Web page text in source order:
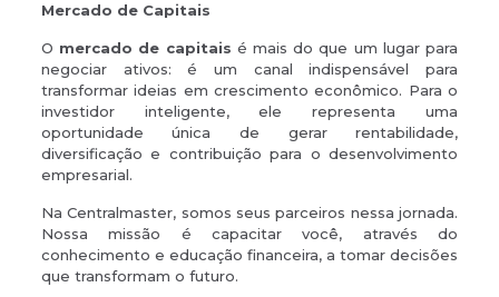
Mercado de Capitais
O mercado de capitais é mais do que um lugar para
negociar ativos: é um canal indispensável para
transformar ideias em crescimento econômico. Para o
investidor inteligente, ele representa uma
oportunidade única de gerar rentabilidade,
diversificação e contribuição para o desenvolvimento
empresarial.
Na Centralmaster, somos seus parceiros nessa jornada.
Nossa missão é capacitar você, através do
conhecimento e educação financeira, a tomar decisões
que transformam o futuro.